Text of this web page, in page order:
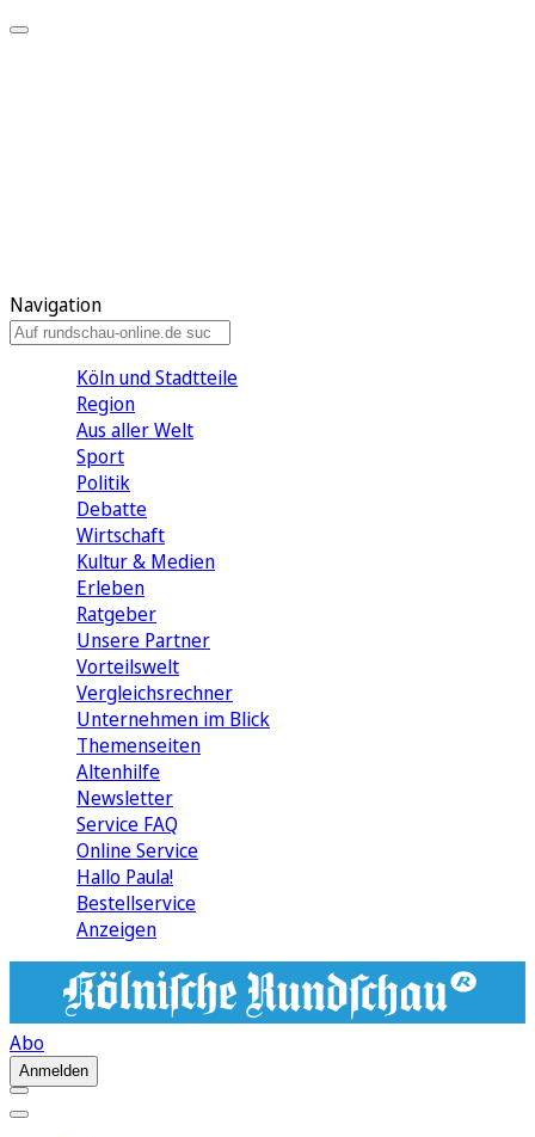
Navigation
Köln und Stadtteile
Region
Aus aller Welt
Sport
Politik
Debatte
Wirtschaft
Kultur & Medien
Erleben
Ratgeber
Unsere Partner
Vorteilswelt
Vergleichsrechner
Unternehmen im Blick
Themenseiten
Altenhilfe
Newsletter
Service FAQ
Online Service
Hallo Paula!
Bestellservice
Anzeigen
Abo
Anmelden